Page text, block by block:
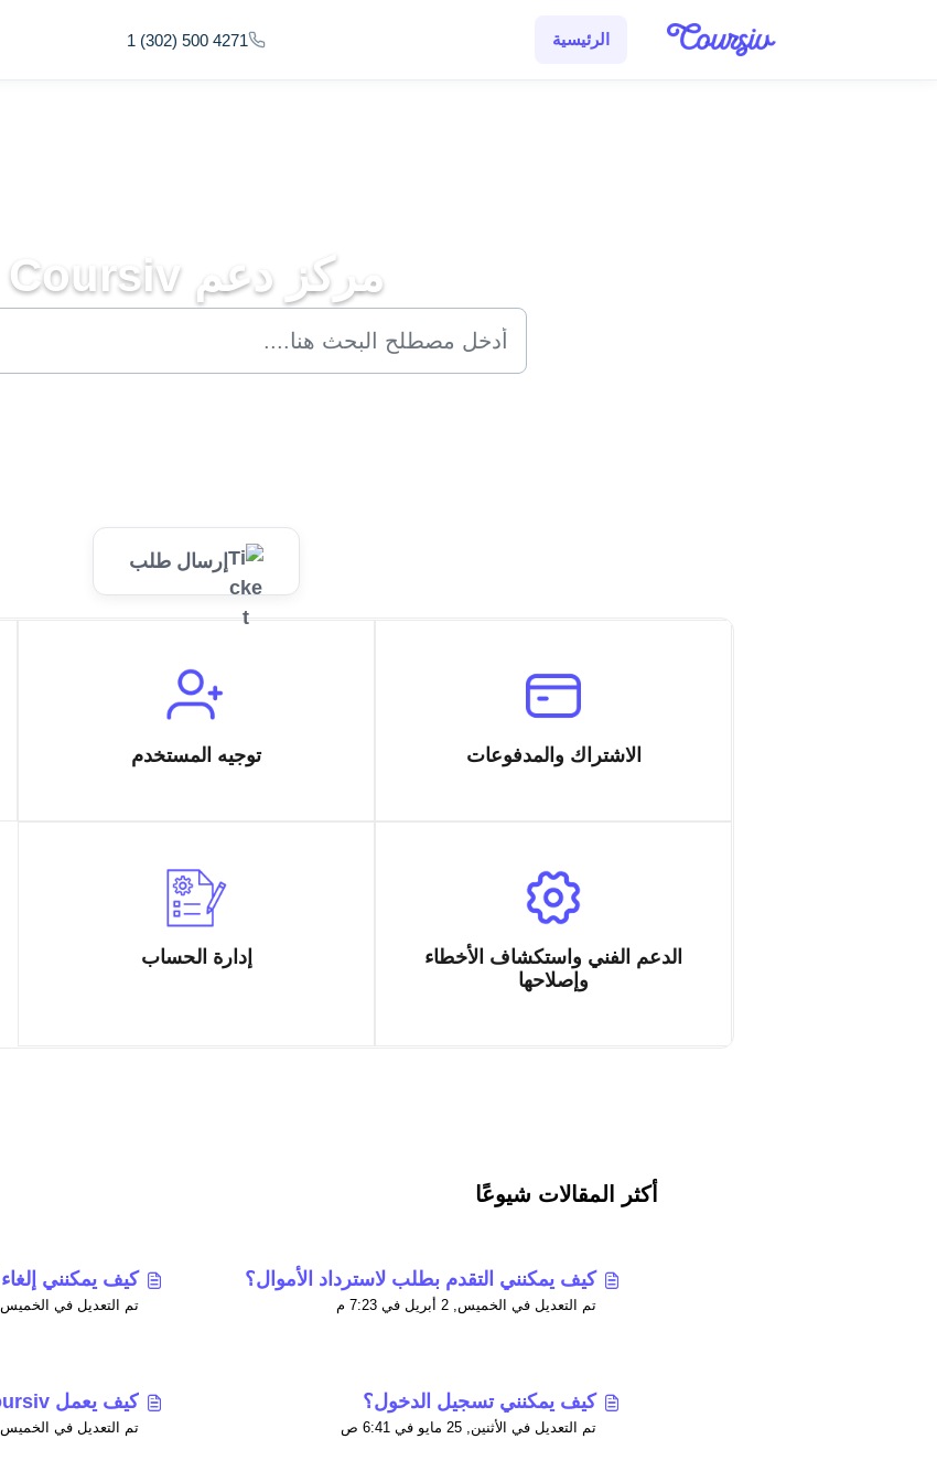
الرئيسية
1 (302) 500 4271
مركز دعم Coursiv
إرسال طلب
الاشتراك والمدفوعات توجيه المستخدم
الدعم الفني واستكشاف الأخطاء
وإصلاحها
إدارة الحساب
أكثر المقالات شيوعًا
كيف يمكنني التقدم بطلب لاسترداد الأموال؟
تم التعديل في الخميس, 2 أبريل في 7:23 م
كيف يمكنني
تم التعديل في الخميس, 23 يوليو في 3:12
كيف يمكنني تسجيل الدخول؟
تم التعديل في الأثنين, 25 مايو في 6:41 ص
كيف يعمل Coursiv؟
تم التعديل في الخميس, 16 أبريل في 11:59